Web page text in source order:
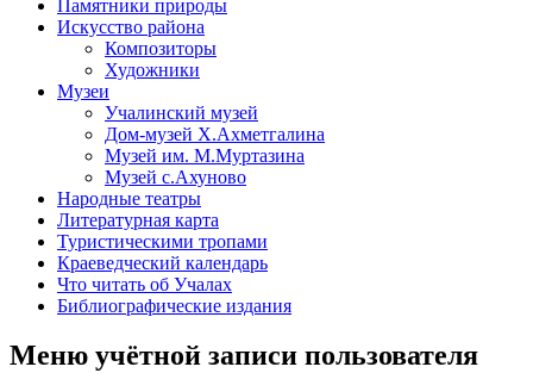
Памятники природы
Искусство района
Композиторы
Художники
Музеи
Учалинский музей
Дом-музей Х.Ахметгалина
Музей им. М.Муртазина
Музей с.Ахуново
Народные театры
Литературная карта
Туристическими тропами
Краеведческий календарь
Что читать об Учалах
Библиографические издания
Меню учётной записи пользователя